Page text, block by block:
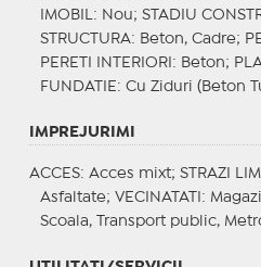
IMOBIL : Nou; STADIU
STRUCTURA: Beton, Cadre;
PERETI INTERIORI : Beton;
FUNDATIE : Cu Ziduri (Beton
IMPREJURIMI
ACCES: Acces mixt; STRAZI
Asfaltate; VECINATATI :
Scoala, Transport public,